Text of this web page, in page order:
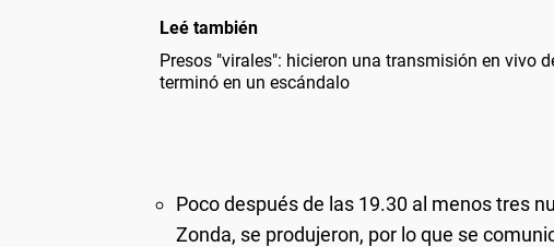
Leé también
Presos "virales": hicieron una transmisión en vivo
terminó en un escándalo
Poco después de las 19.30 al menos tres
Zonda, se produjeron, por lo que se